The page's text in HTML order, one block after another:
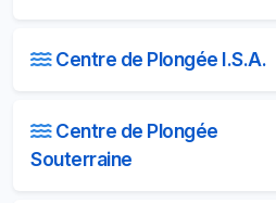
Centre de Plongée I.S.A.
Centre de Plongée
Souterraine